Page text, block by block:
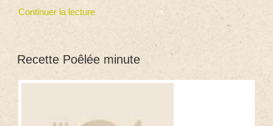
Continuer la lecture
Recette Poêlée minute